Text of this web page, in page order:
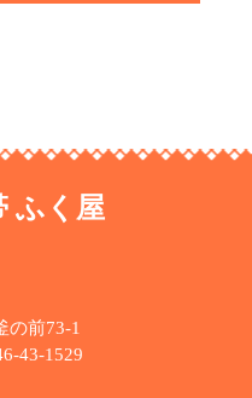
ふく屋
の前73-1
43-1529